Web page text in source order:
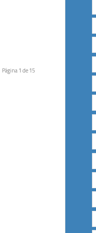
Página 1 de 15